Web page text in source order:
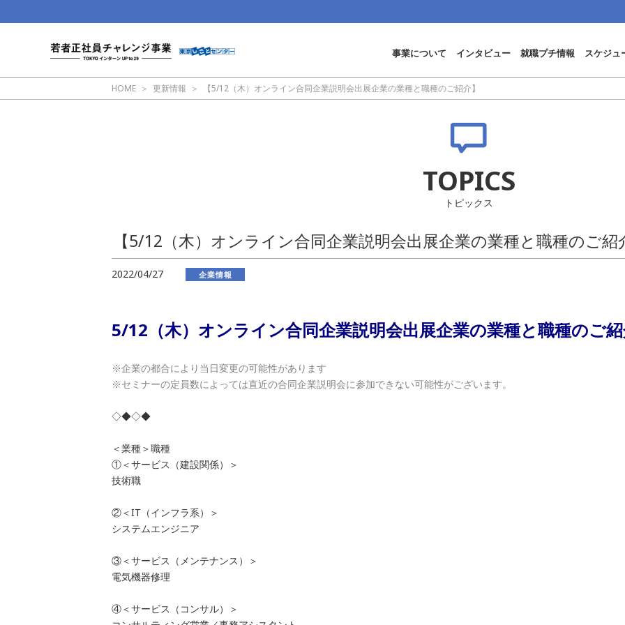
事業について インタビュー 就職プチ情報 スケジュ
HOME 更新情報 【5/12（木）オンライン合同企業説明会出展企業の業種と職種のご紹介】
TOPICS
トピックス
【5/12（木）オンライン合同企業説明会出展企業の業種と職種のご紹
2022/04/27 企業情報
5/12（木）オンライン合同企業説明会出展企業の業種と職種のご
※企業の都合により当日変更の可能性があります
※セミナーの定員数によっては直近の合同企業説明会に参加できない可能性がございます。
◇◆◇◆
＜業種＞職種
①＜サービス（建設関係）＞
技術職
②＜IT（インフラ系）＞
システムエンジニア
③＜サービス（メンテナンス）＞
電気機器修理
④＜サービス（コンサル）＞